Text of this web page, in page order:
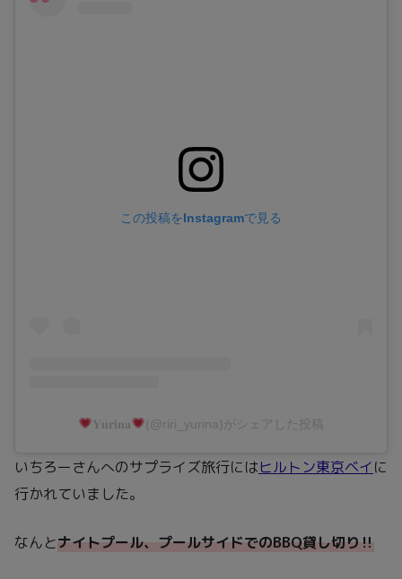
この投稿をInstagramで見る
𝐘𝐮𝐫𝐢𝐧𝐚 (@riri_yurina)がシェアした投稿
いちろーさんへのサプライズ旅行にはヒルトン東京ベイに
行かれていました。
なんとナイトプール、プールサイドでのBBQ貸し切り‼